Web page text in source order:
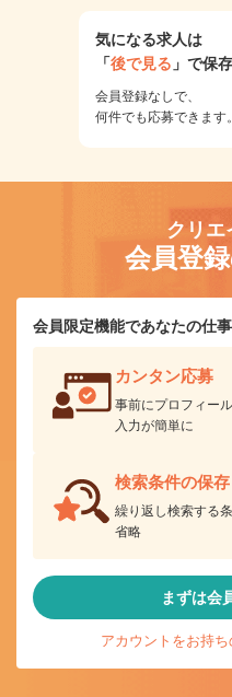
気になる求人は
「後で見る 」で保
会員登録なしで、
何件でも応募できます。
クリエ
会員登
会員限定機能であなたの仕
カンタン応募
事前にプロフィー
入力が簡単に
検索条件の保存
繰り返し検索する
省略
まずは会
アカウントをお持